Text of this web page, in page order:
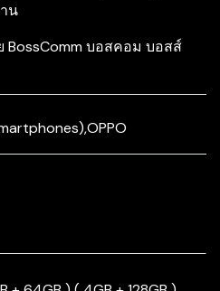
น
BossComm บอสคอม บอสส์
,OPPO